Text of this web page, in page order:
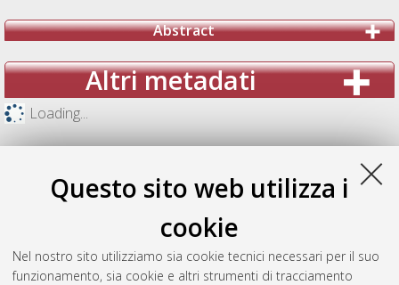
Questo sito web utilizza i
cookie
Nel nostro sito utilizziamo sia cookie tecnici necessari per il suo
funzionamento, sia cookie e altri strumenti di tracciamento
Abstract
Altri metadati
Loading...